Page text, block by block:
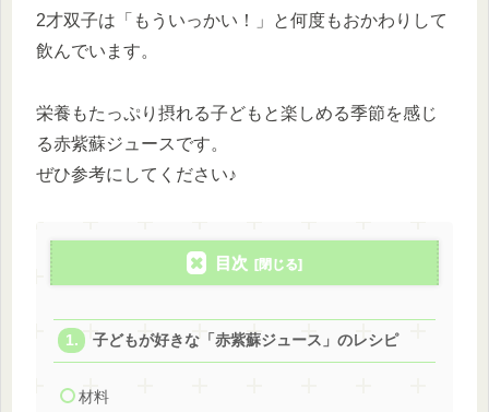
2才双子は「もういっかい！」と何度もおかわりして
飲んでいます。
栄養もたっぷり摂れる子どもと楽しめる季節を感じ
る赤紫蘇ジュースです。
ぜひ参考にしてください♪
目次
子どもが好きな「赤紫蘇ジュース」のレシピ
材料